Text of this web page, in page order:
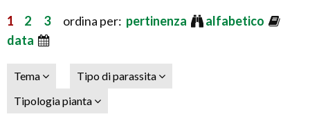
1 2 3ordina per: pertinenza
alfabetico
data
Tema
Tipo di parassita
Tipologia pianta